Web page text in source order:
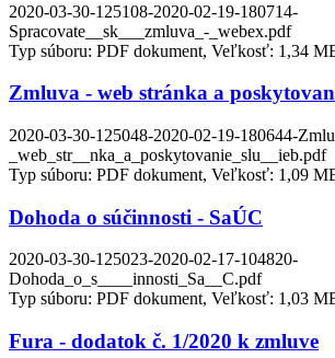
2020-03-30-125108-2020-02-19-180714-
Spracovate__sk___zmluva_-_webex.pdf
Typ súboru: PDF dokument, Veľkosť: 1,34
Zmluva - web stránka a
2020-03-30-125048-2020-02-19-180644-
_web_str__nka_a_poskytovanie_slu__ieb.pdf
Typ súboru: PDF dokument, Veľkosť: 1,09
Dohoda o súčinnosti - SaÚC
2020-03-30-125023-2020-02-17-104820-
Dohoda_o_s____innosti_Sa__C.pdf
Typ súboru: PDF dokument, Veľkosť: 1,03
Fura - dodatok č. 1/2020 k zmluve